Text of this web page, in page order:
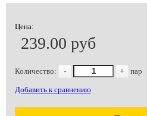
Цена:
239.00 руб
Количество: - + пар
Добавить к сравнению